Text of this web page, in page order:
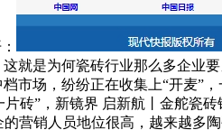
就是为何瓷砖行业那么多企业
市场，纷纷正在收集上“开麦”
砖”，新镜界 启新航丨金舵瓷
营销人员地位很高，越来越